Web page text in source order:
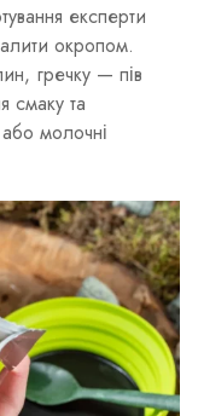
експерти
окропом.
гречку — пів
та
молочні